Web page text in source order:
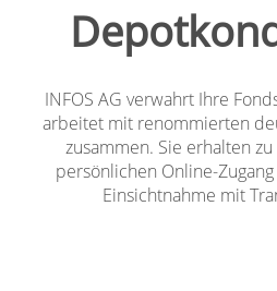
INFOS AG verwahrt Ihre
arbeitet mit renommierten
zusammen. Sie erhalten
persönlichen Online-
Einsichtnahme mit